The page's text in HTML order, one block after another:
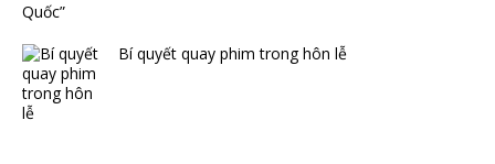
Bí quyết quay phim trong hôn lễ